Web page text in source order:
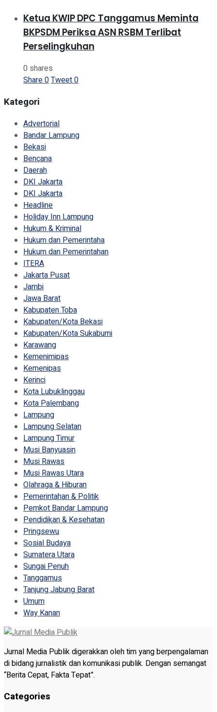
Ketua KWIP DPC Tanggamus Meminta
BKPSDM Periksa ASN RSBM Terlibat
Perselingkuhan
0 shares
Share0Tweet0
Kategori
Advertorial
Bandar Lampung
Bekasi
Bencana
Daerah
DKI Jakarta
DKI Jakarta
Headline
Holiday Inn Lampung
Hukum & Kriminal
Hukum dan Pemerintaha
Hukum dan Pemerintahan
ITERA
Jakarta Pusat
Jambi
Jawa Barat
Kabupaten Toba
Kabupaten/Kota Bekasi
Kabupaten/Kota Sukabumi
Karawang
Kemenimipas
Kemenipas
Kerinci
Kota Lubuklinggau
Kota Palembang
Lampung
Lampung Selatan
Lampung Timur
Musi Banyuasin
Musi Rawas
Musi Rawas Utara
Olahraga & Hiburan
Pemerintahan & Politik
Pemkot Bandar Lampung
Pendidikan & Kesehatan
Pringsewu
Sosial Budaya
Sumatera Utara
Sungai Penuh
Tanggamus
Tanjung Jabung Barat
Umum
Way Kanan
Jurnal Media Publik digerakkan oleh tim yang berpengalaman
di bidang jurnalistik dan komunikasi publik. Dengan semangat
“Berita Cepat, Fakta Tepat”.
Categories